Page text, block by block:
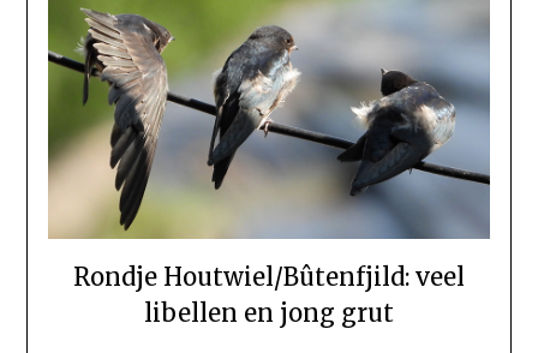
Rondje Houtwiel/Bûtenfjild: veel
libellen en jong grut